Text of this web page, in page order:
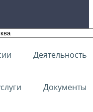
Деятельность
Документы